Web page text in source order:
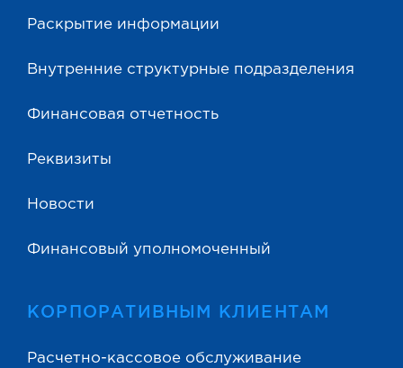
Раскрытие информации
Внутренние структурные подразделения
Финансовая отчетность
Реквизиты
Новости
Финансовый уполномоченный
КОРПОРАТИВНЫМ КЛИЕНТАМ
Расчетно-кассовое обслуживание